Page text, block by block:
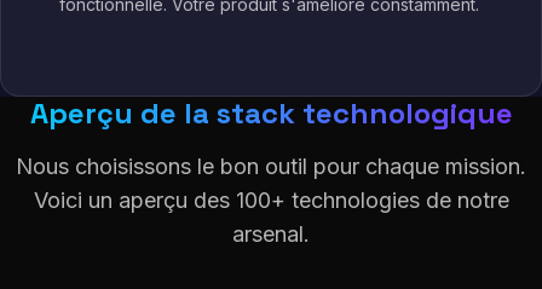
fonctionnelle. Votre produit s'améliore constamment.
Aperçu de la stack technologique
Nous choisissons le bon outil pour chaque mission.
Voici un aperçu des 100+ technologies de notre
arsenal.